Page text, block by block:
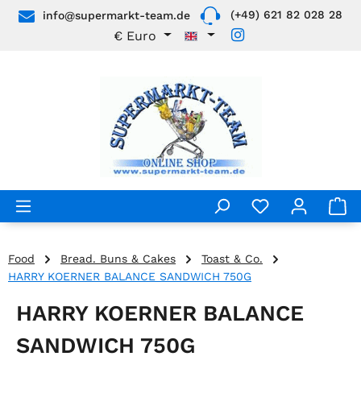
Skip to main content
info@supermarkt-team.de (+49) 621 82 028 28
€ Euro
Food Bread. Buns & Cakes
Toast & Co.
HARRY KOERNER BALANCE SANDWICH 750G
HARRY KOERNER BALANCE
SANDWICH 750G